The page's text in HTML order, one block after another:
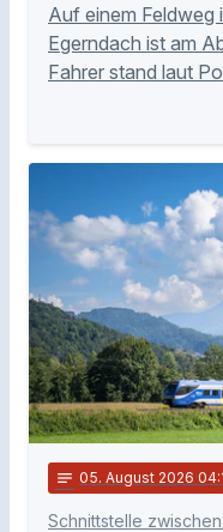
Auf einem Feldweg
Egerndach ist am
Fahrer stand laut
notes 05. August 2026
Schnittstelle